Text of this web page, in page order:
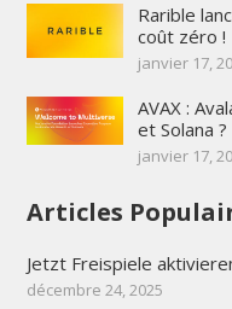
Rarible
coût zéro !
janvier 17,
AVAX :
et Solana ?
janvier 17,
Articles
Jetzt Freispiele
décembre 24, 2025